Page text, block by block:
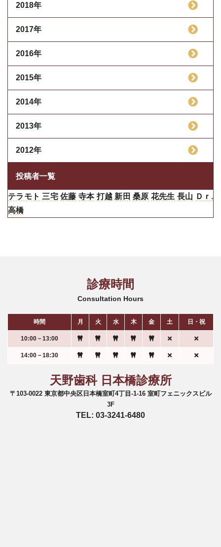
2018年
2017年
2016年
2015年
2014年
2013年
2012年
投稿者一覧
テラモト 三宅 佐藤 寺本 打越 新田 桑原 花先生 長山 Ｄｒ.
高橋
診療時間
Consultation Hours
時間 月 火 水 木 金 土 日・祝
10:00－13:00
14:00－18:30
天野歯科 日本橋診療所
〒103-0022 東京都中央区日本橋室町4丁目-1-16 室町フェニックスビル
3F
TEL: 03-3241-6480